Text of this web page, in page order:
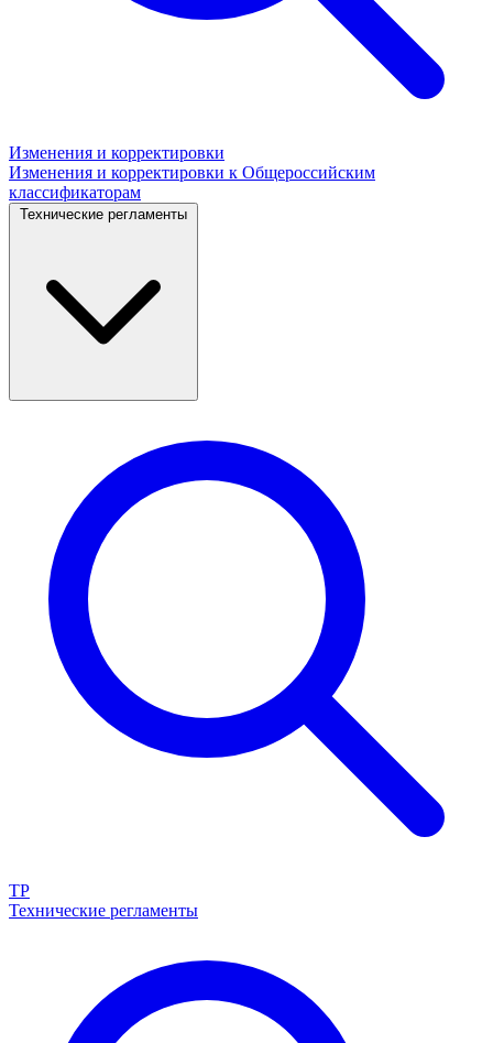
Изменения и корректировки
Изменения и корректировки к Общероссийским
классификаторам
Технические регламенты
ТР
Технические регламенты